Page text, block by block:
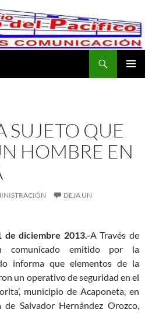
SUJETO QUE
HOMBRE EN
DEJA UN
de diciembre 2013.-A Través de
comunicado emitido por la
informa que elementos de la
un operativo de seguridad en el
municipio de Acaponeta, en
Salvador Hernández Orozco,